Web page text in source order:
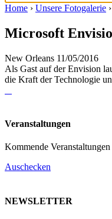
Home › Unsere Fotogalerie ›
Microsoft
New Orleans 11/05/2016
Als Gast auf der Envision
die Kraft der Technologie
Veranstaltungen
Kommende Veranstaltungen
Auschecken
NEWSLETTER